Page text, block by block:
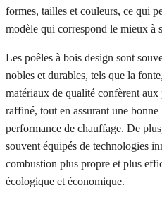
formes, tailles et couleurs, ce qui
modèle qui correspond le mieux à
Les poêles à bois design sont
nobles et durables, tels que la
matériaux de qualité confèrent aux
raffiné, tout en assurant une
performance de chauffage. De
souvent équipés de technologies
combustion plus propre et plus
écologique et économique.